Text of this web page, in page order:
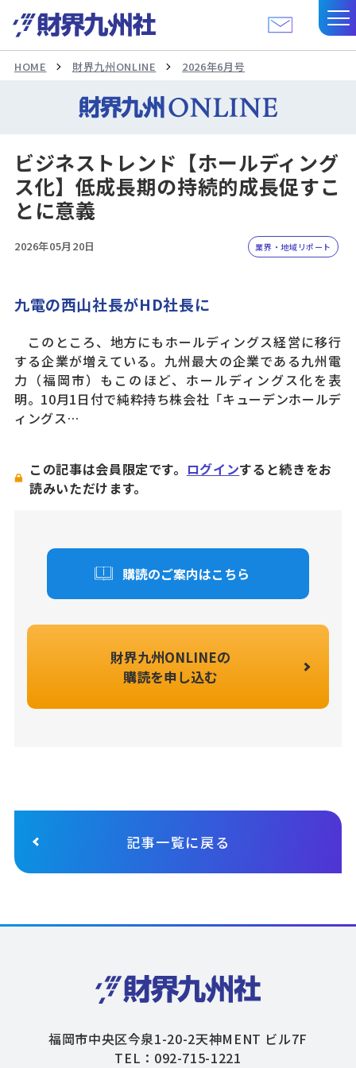
HOME 財界九州ONLINE 2026年6月号
ビジネストレンド【ホールディング
ス化】低成長期の持続的成長促すこ
とに意義
2026年05月20日 業界・地域リポート
九電の西山社長がHD社長に
このところ、地方にもホールディングス経営に移行
する企業が増えている。九州最大の企業である九州電
力（福岡市）もこのほど、ホールディングス化を表
明。10月1日付で純粋持ち株会社「キューデンホールデ
ィングス…
この記事は会員限定です。 ログインすると続きをお
読みいただけます。
購読のご案内はこちら
財界九州ONLINEの
購読を申し込む
記事一覧に戻る
福岡市中央区今泉1-20-2天神MENT ビル7F
TEL：092-715-1221